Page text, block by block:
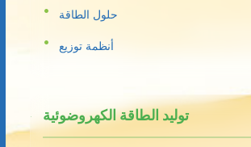
حلول الطاقة
أنظمة توزيع
توليد الطاقة الكهروضوئية